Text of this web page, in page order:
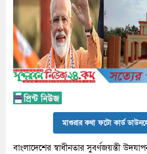
মাগুরার কথা ফটো কার্ড
বাংলাদেশের স্বাধীনতার সুবর্ণজয়ন্তী